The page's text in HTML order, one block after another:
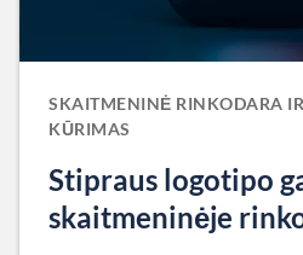
SKAITMENINĖ RINKODARA
KŪRIMAS
Stipraus logotipo
skaitmeninėje